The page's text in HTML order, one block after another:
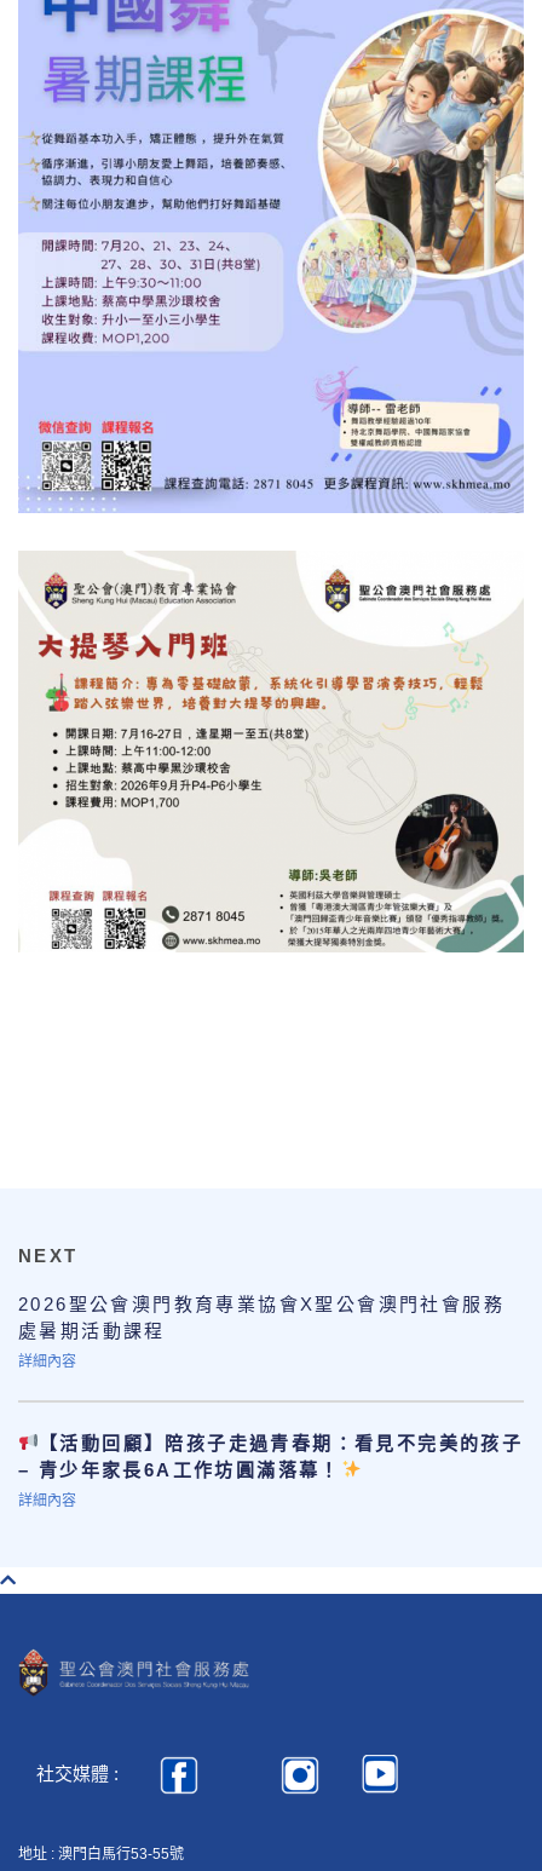
NEXT
2026聖公會澳門教育專業協會X聖公會澳門社會服務
處暑期活動課程
詳細內容
【活動回顧】陪孩子走過青春期：看見不完美的孩子
– 青少年家長6A工作坊圓滿落幕！
詳細內容
社交媒體 :
地址 : 澳門白馬行53-55號